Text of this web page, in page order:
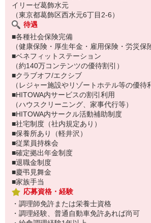
イリーゼ葛飾水元
（東京都葛飾区西水元6丁目2‐6）
待遇
■各種社会保険完備
（健康保険・厚生年金・雇用保険・労災保
■ベネフィットステーション
（約140万コンテンツの優待割引）
■クラブオフ/エクシブ
（レジャー施設やリゾートホテル等の優待
■HITOWA内サービスの割引利用
（ハウスクリーニング、家事代行等）
■HITOWA内サークル活動補助制度
■社宅制度（社内規定あり）
■保養所あり（軽井沢）
■従業員持株会
■確定拠出年金制度
■退職金制度
■慶弔見舞金
■家族手当
応募資格・経験
・調理師免許または栄養士資格
・調理経験、普通自動車免許あれば尚可